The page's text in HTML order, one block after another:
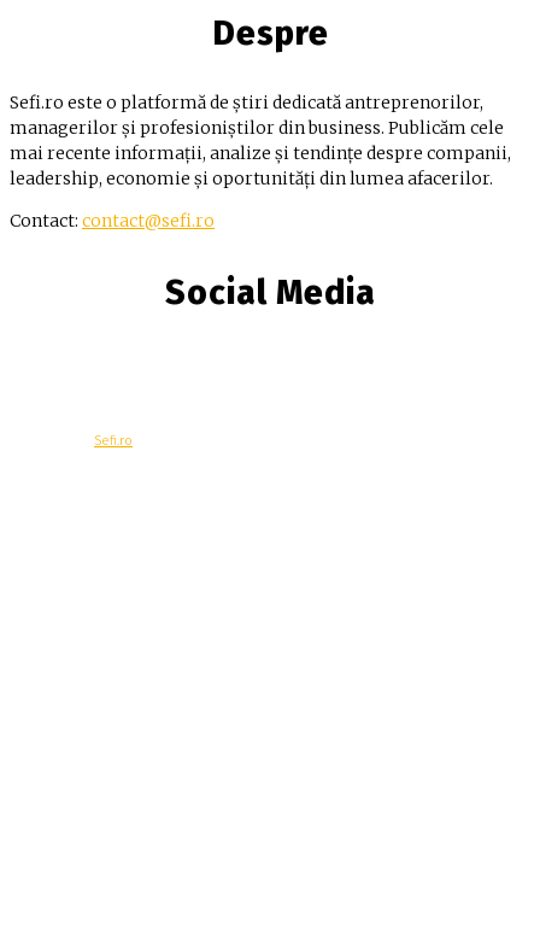
Despre
Sefi.ro este o platformă de știri dedicată antreprenorilor,
managerilor și profesioniștilor din business. Publicăm cele
mai recente informații, analize și tendințe despre companii,
leadership, economie și oportunități din lumea afacerilor.
Contact: contact@sefi.ro
Social Media
Sefi.ro